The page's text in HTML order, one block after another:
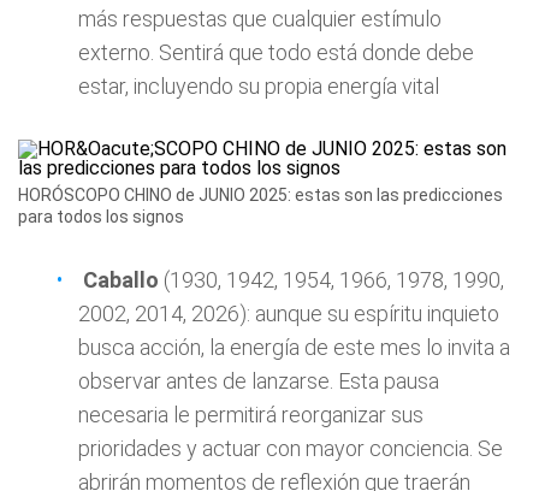
más respuestas que cualquier estímulo
externo. Sentirá que todo está donde debe
estar, incluyendo su propia energía vital
HORÓSCOPO CHINO de JUNIO 2025: estas son las predicciones
para todos los signos
Caballo (1930, 1942, 1954, 1966, 1978, 1990,
2002, 2014, 2026): aunque su espíritu inquieto
busca acción, la energía de este mes lo invita a
observar antes de lanzarse. Esta pausa
necesaria le permitirá reorganizar sus
prioridades y actuar con mayor conciencia. Se
abrirán momentos de reflexión que traerán